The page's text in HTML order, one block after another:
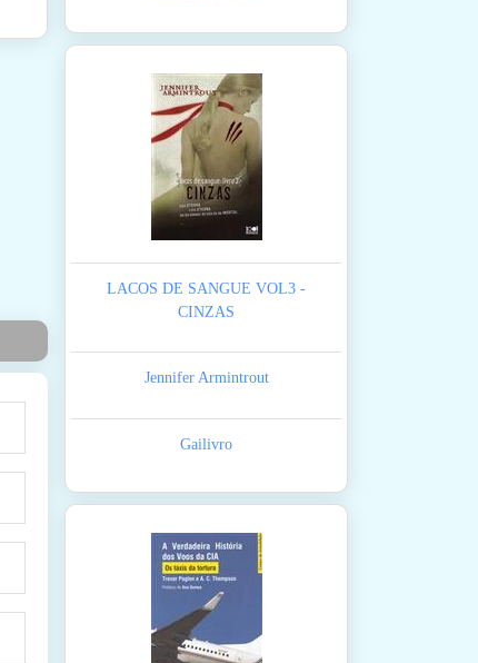
LACOS DE SANGUE VOL3 -
CINZAS
Jennifer Armintrout
Gailivro